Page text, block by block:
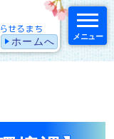
ホームへ メニュー